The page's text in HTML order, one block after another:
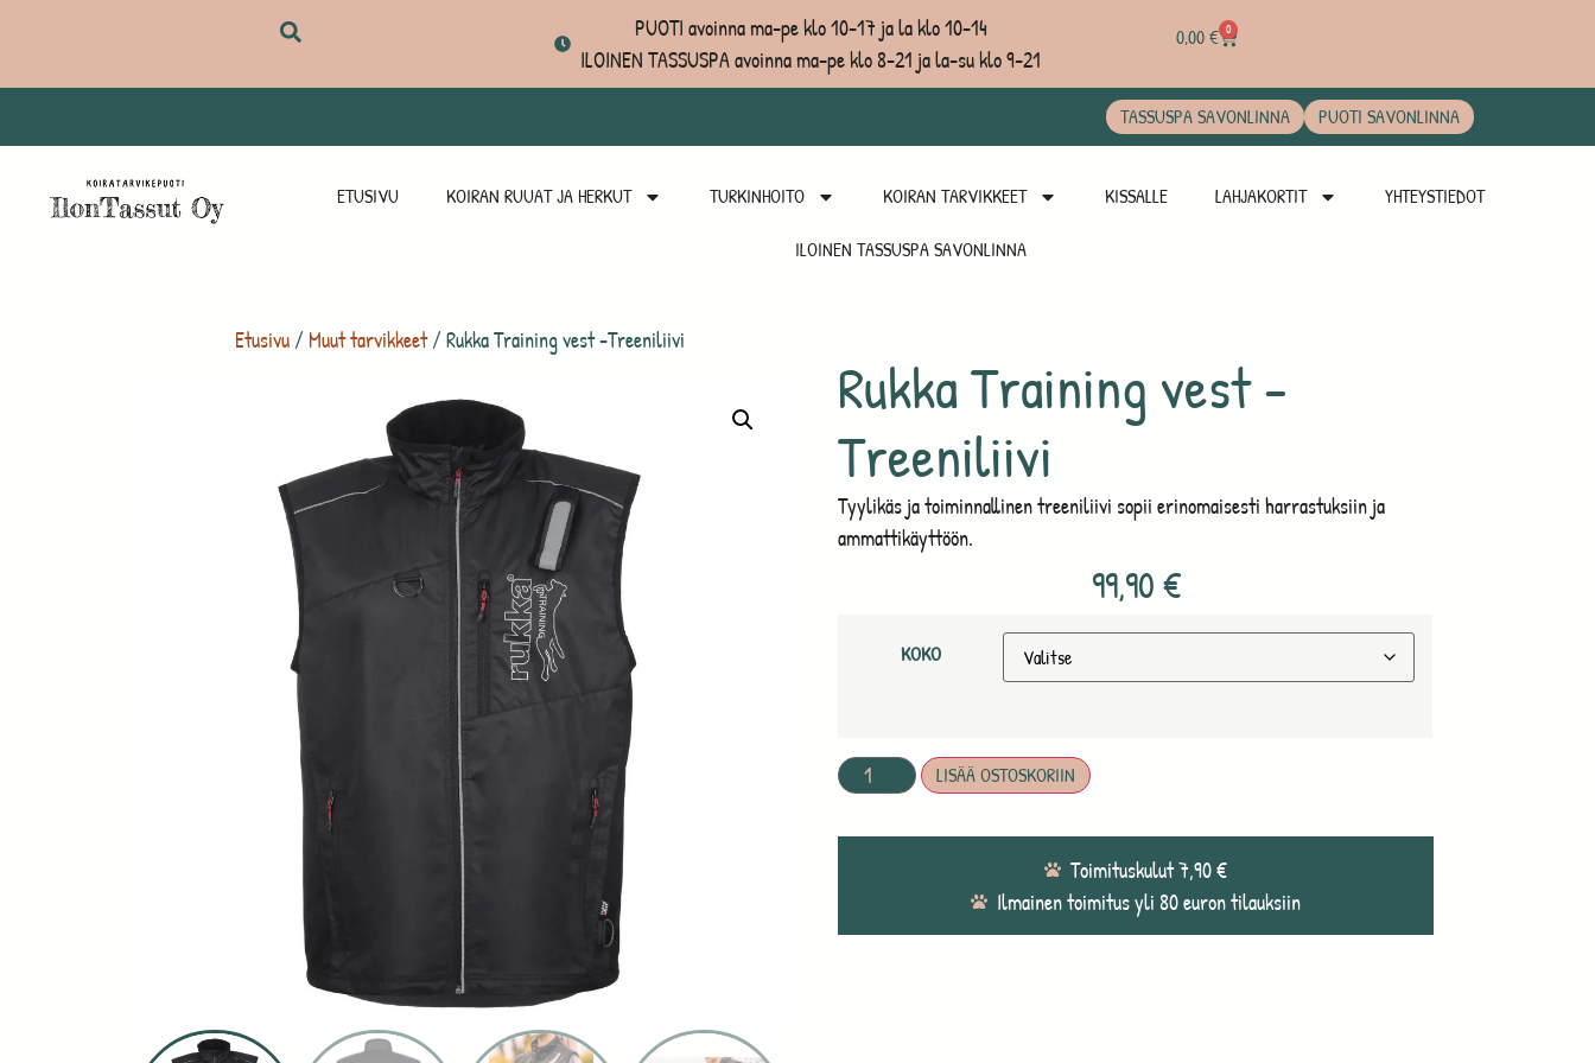
PUOTI avoinna ma-pe klo 10-17 ja la klo 10-14
ILOINEN TASSUSPA avoinna ma-pe klo 8-21 ja la-su klo 9-21
0,00€ 0
TASSUSPA SAVONLINNA PUOTI SAVONLINNA
ETUSIVU KOIRAN RUUAT JA HERKUT TURKINHOITO KOIRAN TARVIKKEET KISSALLE LAHJAKORTIT YHTEYSTIEDOT
ILOINEN TASSUSPA SAVONLINNA
Etusivu/ Muut tarvikkeet/ Rukka Training vest -Treeniliivi
Rukka Training vest -
Treeniliivi
Tyylikäs ja toiminnallinen treeniliivi sopii erinomaisesti harrastuksiin ja
ammattikäyttöön.
99,90€
KOKO
LISÄÄ OSTOSKORIIN
Toimituskulut 7,90 €
Ilmainen toimitus yli 80 euron tilauksiin